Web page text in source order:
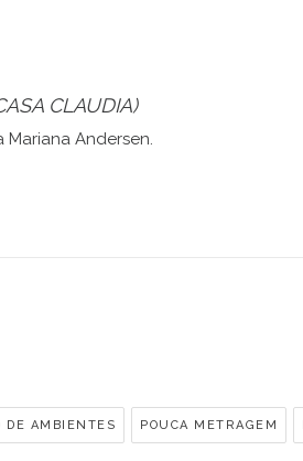
CLAUDIA)
DE AMBIENTES POUCA METRAGEM